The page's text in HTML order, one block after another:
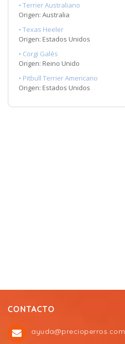
• Terrier Australiano
Origen: Australia
• Texas Heeler
Origen: Estados Unidos
• Corgi Galés
Origen: Reino Unido
• Pitbull Terrier Americano
Origen: Estados Unidos
CONTACTO
ayuda@precioperros.com